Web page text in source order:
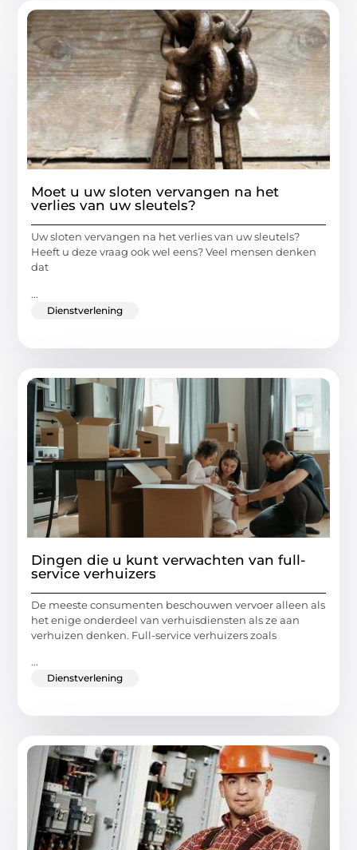
Moet u uw sloten vervangen na het
verlies van uw sleutels?
Uw sloten vervangen na het verlies van uw sleutels?
Heeft u deze vraag ook wel eens? Veel mensen denken
dat
...
Dienstverlening
Dingen die u kunt verwachten van full-
service verhuizers
De meeste consumenten beschouwen vervoer alleen als
het enige onderdeel van verhuisdiensten als ze aan
verhuizen denken. Full-service verhuizers zoals
...
Dienstverlening